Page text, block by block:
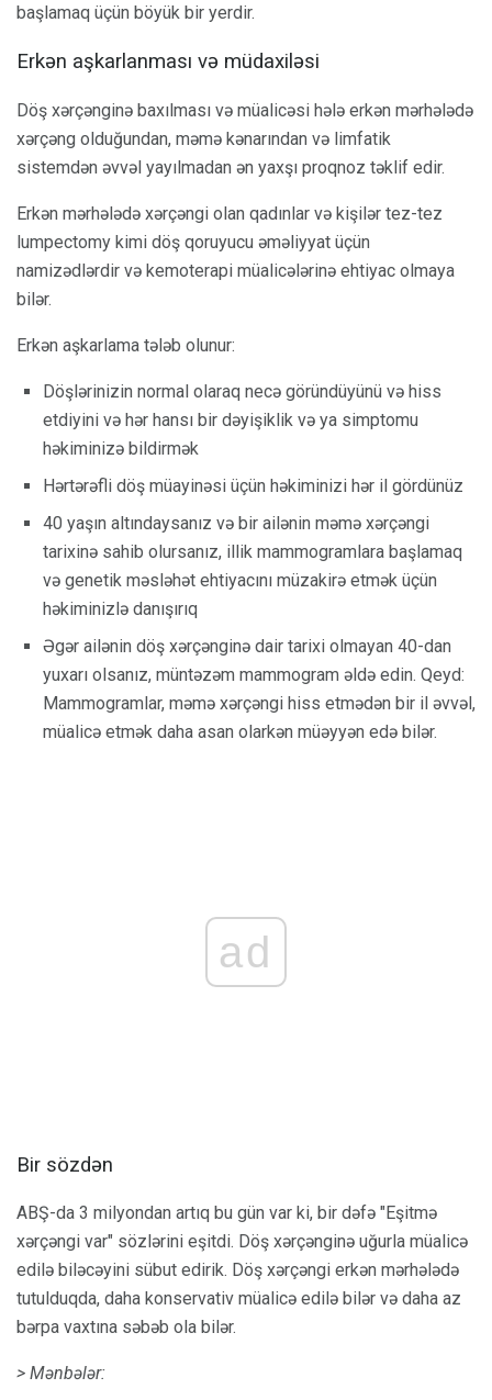
başlamaq üçün böyük bir yerdir.
Erkən aşkarlanması və müdaxiləsi
Döş xərçənginə baxılması və müalicəsi hələ erkən mərhələdə
xərçəng olduğundan, məmə kənarından və limfatik
sistemdən əvvəl yayılmadan ən yaxşı proqnoz təklif edir.
Erkən mərhələdə xərçəngi olan qadınlar və kişilər tez-tez
lumpectomy kimi döş qoruyucu əməliyyat üçün
namizədlərdir və kemoterapi müalicələrinə ehtiyac olmaya
bilər.
Erkən aşkarlama tələb olunur:
Döşlərinizin normal olaraq necə göründüyünü və hiss
etdiyini və hər hansı bir dəyişiklik və ya simptomu
həkiminizə bildirmək
Hərtərəfli döş müayinəsi üçün həkiminizi hər il gördünüz
40 yaşın altındaysanız və bir ailənin məmə xərçəngi
tarixinə sahib olursanız, illik mammogramlara başlamaq
və genetik məsləhət ehtiyacını müzakirə etmək üçün
həkiminizlə danışırıq
Əgər ailənin döş xərçənginə dair tarixi olmayan 40-dan
yuxarı olsanız, müntəzəm mammogram əldə edin. Qeyd:
Mammogramlar, məmə xərçəngi hiss etmədən bir il əvvəl,
müalicə etmək daha asan olarkən müəyyən edə bilər.
ad
Bir sözdən
ABŞ-da 3 milyondan artıq bu gün var ki, bir dəfə "Eşitmə
xərçəngi var" sözlərini eşitdi. Döş xərçənginə uğurla müalicə
edilə biləcəyini sübut edirik. Döş xərçəngi erkən mərhələdə
tutulduqda, daha konservativ müalicə edilə bilər və daha az
bərpa vaxtına səbəb ola bilər.
> Mənbələr: